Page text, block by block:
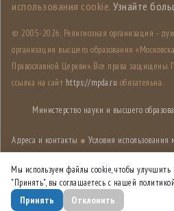
использования cookie. Узнайте
© 2005-2026, Религиозная организация -
организация высшего образования
Православной Церкви». Все права защищены.
ссылка на сайт https://mpda.ru обязательна.
Министерство науки и высшего
Адреса и контакты ● Условия использования
конфиденциальности●Карта сайта
Дизайн разработанЛабораторией дизайна
Мы используем файлы cookie, чтобы
"Принять", вы соглашаетесь с нашей
Принять Отклонить